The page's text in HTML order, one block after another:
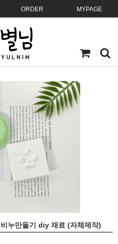
ORDER MYPAGE
누만들기 diy 재료 (자체제작)